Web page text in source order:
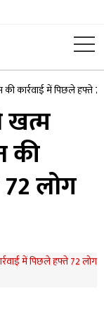
की कार्रवाई में पिछले हफ्ते
खत्म
की
लोग